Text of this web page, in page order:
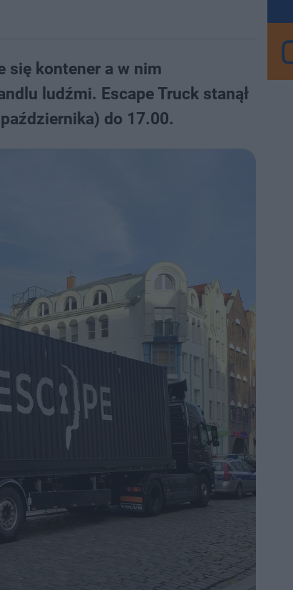
się kontener a w nim
ludźmi. Escape Truck stanął
do 17.00.